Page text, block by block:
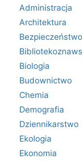
Administracja
Architektura
Bezpieczeństwo
Biologia
Budownictwo
Chemia
Demografia
Dziennikarstwo
Ekologia
Ekonomia